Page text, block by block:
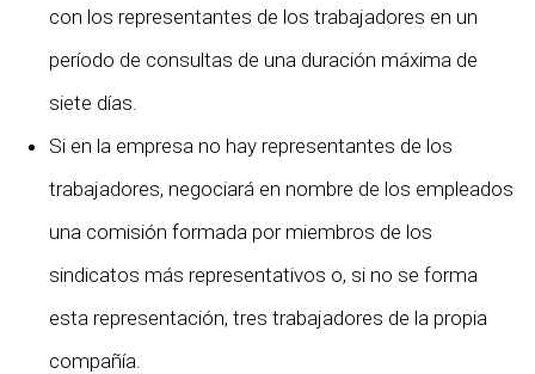
con los representantes de los trabajadores en un
período de consultas de una duración máxima de
siete días.
Si en la empresa no hay representantes de los
trabajadores, negociará en nombre de los empleados
una comisión formada por miembros de los
sindicatos más representativos o, si no se forma
esta representación, tres trabajadores de la propia
compañía.